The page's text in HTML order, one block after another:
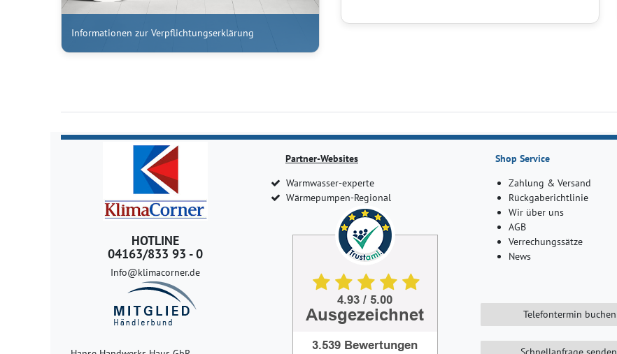
Informationen zur Verpflichtungserklärung
HOTLINE
04163/833 93 - 0
Info@klimacorner.de
Partner-Websites
Warmwasser-experte
Wärmepumpen-Regional
Shop Service
Zahlung & Versand
Rückgaberichtlinie
Wir über uns
AGB
Verrechungssätze
News
Telefontermin buchen